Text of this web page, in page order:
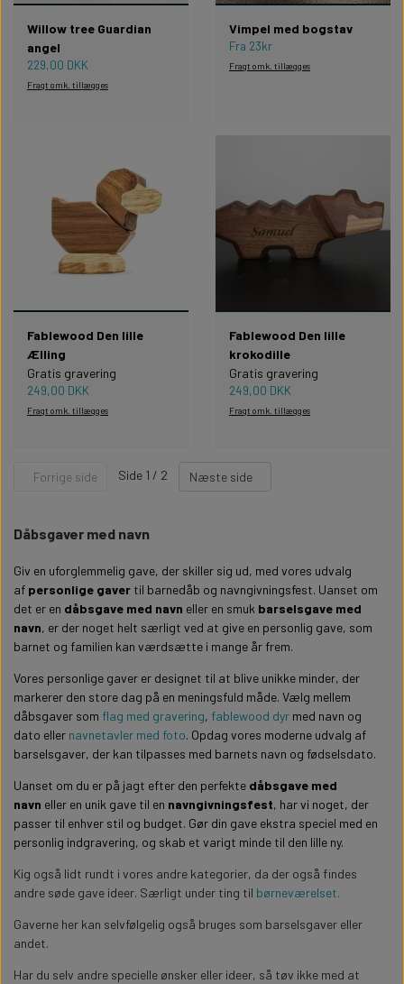
Willow tree Guardian
angel
229,00 DKK
Fragt omk. tillægges
Vimpel med bogstav
Fra 23kr
Fragt omk. tillægges
Fablewood Den lille
Ælling
Gratis gravering
249,00 DKK
Fragt omk. tillægges
Fablewood Den lille
krokodille
Gratis gravering
249,00 DKK
Fragt omk. tillægges
Forrige side Side 1 / 2 Næste side
Dåbsgaver med navn
Giv en uforglemmelig gave, der skiller sig ud, med vores udvalg
af personlige gaver til barnedåb og navngivningsfest. Uanset om
det er en dåbsgave med navn eller en smuk barselsgave med
navn, er der noget helt særligt ved at give en personlig gave, som
barnet og familien kan værdsætte i mange år frem.
Vores personlige gaver er designet til at blive unikke minder, der
markerer den store dag på en meningsfuld måde. Vælg mellem
dåbsgaver som flag med gravering, fablewood dyr med navn og
dato eller navnetavler med foto. Opdag vores moderne udvalg af
barselsgaver, der kan tilpasses med barnets navn og fødselsdato.
Uanset om du er på jagt efter den perfekte dåbsgave med
navn eller en unik gave til en navngivningsfest, har vi noget, der
passer til enhver stil og budget. Gør din gave ekstra speciel med en
personlig indgravering, og skab et varigt minde til den lille ny.
Kig også lidt rundt i vores andre kategorier, da der også findes
andre søde gave ideer. Særligt under ting til børneværelset.
Gaverne her kan selvfølgelig også bruges som barselsgaver eller
andet.
Har du selv andre specielle ønsker eller ideer, så tøv ikke med at